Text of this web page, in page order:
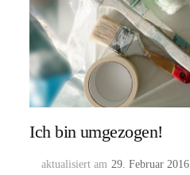
Ich bin umgezogen!
aktualisiert am 29. Februar 2016